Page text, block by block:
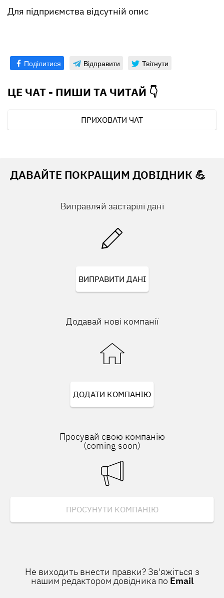
Для підприємства відсутній опис
Поділитися Відправити Твітнути
ЦЕ ЧАТ - ПИШИ ТА ЧИТАЙ 👇
ПРИХОВАТИ ЧАТ
ДАВАЙТЕ ПОКРАЩИМ ДОВІДНИК 💪
Виправляй застарілі дані
ВИПРАВИТИ ДАНІ
Додавай нові компанії
ДОДАТИ КОМПАНІЮ
Просувай свою компанію
(coming soon)
ПРОСУНУТИ КОМПАНІЮ
Не виходить внести правки? Зв'яжіться з
нашим редактором довідника по Email